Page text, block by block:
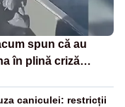
spun că au
în plină criză
caniculei: restricții